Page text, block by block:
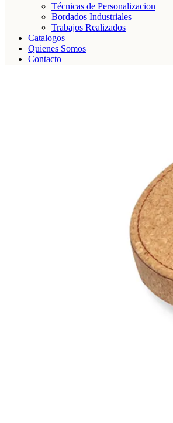
Técnicas de Personalizacion
Bordados Industriales
Trabajos Realizados
Catalogos
Quienes Somos
Contacto